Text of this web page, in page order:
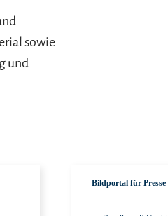
sowie
und
Bildportal für Presse